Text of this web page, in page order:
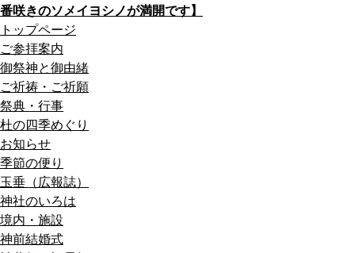
番咲きのソメイヨシノが満開です】
トップページ
ご参拝案内
御祭神と御由緒
ご祈祷・ご祈願
祭典・行事
杜の四季めぐり
お知らせ
季節の便り
玉垂（広報誌）
神社のいろは
境内・施設
神前結婚式